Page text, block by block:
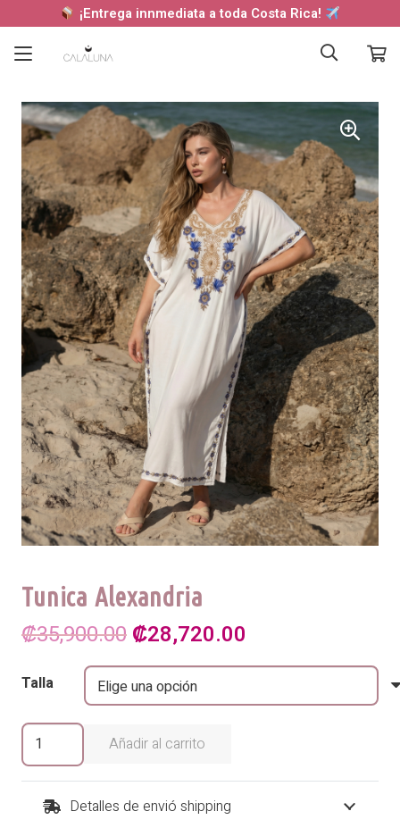
¡Entrega innmediata a toda Costa Rica!
Tunica Alexandria
₡35,900.00 El
precio
original
era:
₡28,720.00
precio
actual
Talla
Tunica
Alexandria
Añadir al carrito
Detalles de envió shipping